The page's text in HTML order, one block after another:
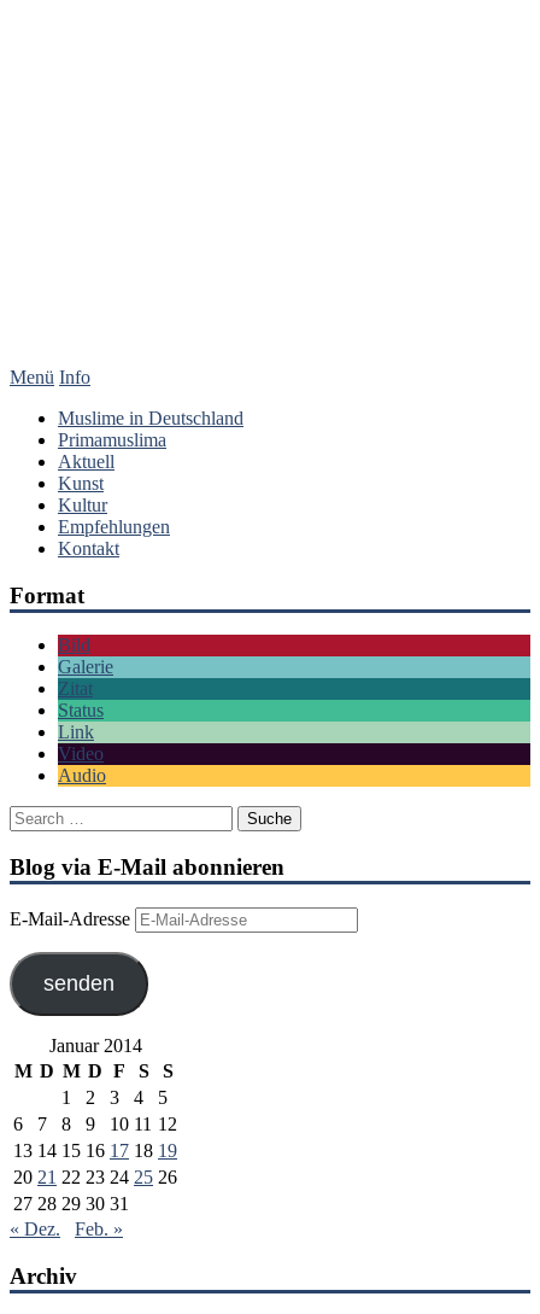
Menü Info
Muslime in Deutschland
Primamuslima
Aktuell
Kunst
Kultur
Empfehlungen
Kontakt
Format
Bild
Galerie
Zitat
Status
Link
Video
Audio
Blog via E-Mail abonnieren
E-Mail-Adresse
senden
Januar 2014
M D M D F S
S
1
2 3 4
5
6
7 8 9 10 11 12
13 14 15 16 17 18 19
20 21 22 23 24 25 26
27 28 29 30 31
« Dez.
Feb. »
Archiv